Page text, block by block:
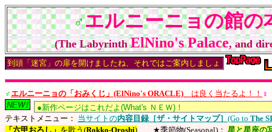
♂エルニーニョの館の
(The LabyrinthElNino's Palace, and
♂エルニーニョの「おみくじ」(ElNino's ORACLE)は良く当たるよ！！♀
テキストメニュー：当サイトの内容目録［ザ・サイトマップ］ (Go to The
「六甲おろし」 を歌う(Rokko-Oroshi)★季節物(Seasonal)：星と星座の